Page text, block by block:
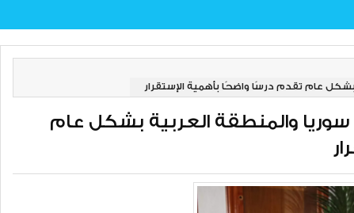
الأحداث في سوريا والمنطقة العربية بشكل عام